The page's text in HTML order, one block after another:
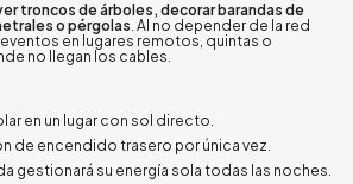
troncos de árboles, decorar barandas de
o pérgolas. Al no depender de la red
en lugares remotos, quintas o
no llegan los cables.
en un lugar con sol directo.
de encendido trasero por única vez.
gestionará su energía sola todas las noches.